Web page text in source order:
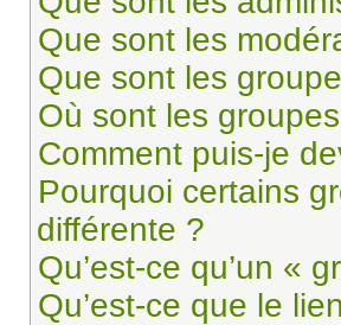
Que sont les
Que sont les
Où sont les
Comment puis-je
Pourquoi certains
différente ?
Qu’est-ce qu’un «
Qu’est-ce que le